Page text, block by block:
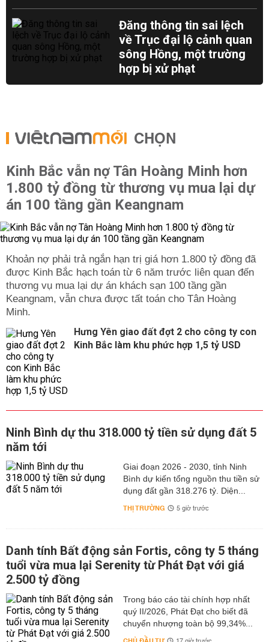
Đăng thông tin sai lệch
về Trục đại lộ cảnh quan
sông Hồng, một trường
hợp bị xử phạt
CHỌN
Kinh Bắc vẫn nợ Tân Hoàng Minh hơn
1.800 tỷ đồng từ thương vụ mua lại dự
án 100 tầng gần Keangnam
được Kinh Bắc hạch toán từ 6 năm trước liên quan đến
thương vụ mua lại dự án khách sạn 100 tầng gần
Keangnam, vẫn chưa được tất toán cho Tân Hoàng
Hưng Yên giao đất đợt 2 cho công ty con
Kinh Bắc làm khu phức hợp 1,5 tỷ USD
Ninh Bình dự thu 318.000 tỷ tiền sử dụng đất 5
năm tới
Giai đoạn 2026 - 2030, tỉnh Ninh
Bình dự kiến tổng nguồn thu tiền sử
dụng đất gần 318.276 tỷ. Diện...
THỊ TRƯỜNG 5 giờ trước
Danh tính Bất động sản Fortis, công ty 5 tháng
tuổi vừa mua lại Serenity từ Phát Đạt với giá
2.500 tỷ đồng
Trong báo cáo tài chính hợp nhất
quý II/2026, Phát Đạt cho biết đã
chuyển nhượng toàn bộ 99,34%...